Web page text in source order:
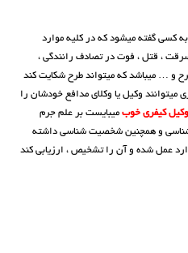
به کسی گفته میشود که در کلیه موارد
، قتل ، فوت در تصادف رانندگی ،
و … میباشد که میتواند طرح شکایت کند
میتوانند وکیل یا وکلای مدافع خودشان را
وکیل کیفری خوب میبایست بر علم جرم
و همچنین شخصیت شناسی داشته
عمل شده و آن را تشخیص ، ارزیابی کند